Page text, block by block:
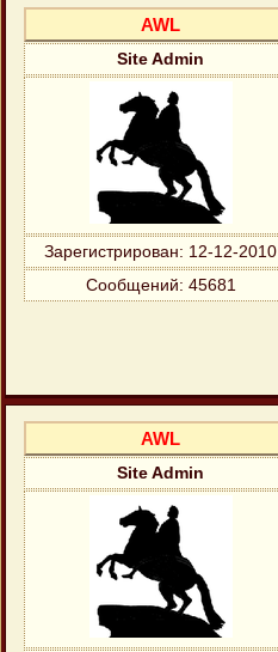
AWL
Site Admin
Зарегистрирован: 12-12-2010
Сообщений: 45681
AWL
Site Admin